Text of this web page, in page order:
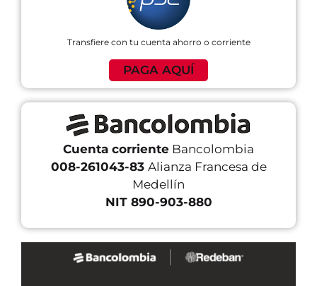
Transfiere con tu cuenta ahorro o corriente
PAGA AQUÍ
Cuenta corriente Bancolombia
008-261043-83 Alianza Francesa de
Medellín
NIT 890-903-880